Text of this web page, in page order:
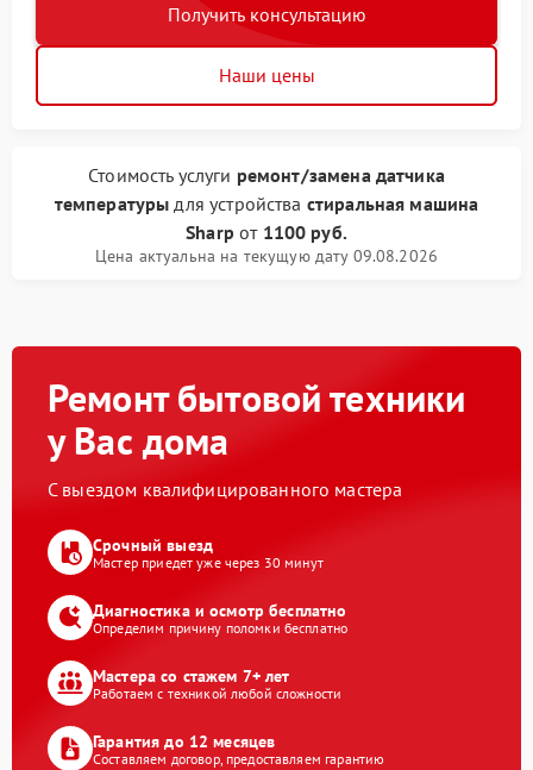
Получить консультацию
Наши цены
Стоимость услуги ремонт/замена датчика
температуры для устройства стиральная машина
Sharp от 1100 руб.
Цена актуальна на текущую дату 09.08.2026
Ремонт бытовой техники
у Вас дома
С выездом квалифицированного мастера
Срочный выезд
Мастер приедет уже через 30 минут
Диагностика и осмотр бесплатно
Определим причину поломки бесплатно
Мастера со стажем 7+ лет
Работаем с техникой любой сложности
Гарантия до 12 месяцев
Составляем договор, предоставляем гарантию